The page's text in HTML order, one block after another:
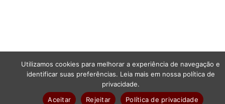
Utilizamos cookies para melhorar a experiência de navegação e
identificar suas preferências. Leia mais em nossa política de
privacidade.
Aceitar
Rejeitar Política de privacidade